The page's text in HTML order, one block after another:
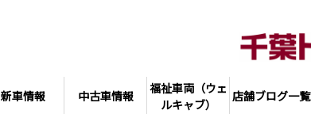
新車情報 中古車情報
福祉車両（ウェ
ルキャブ）
店舗ブログ一覧